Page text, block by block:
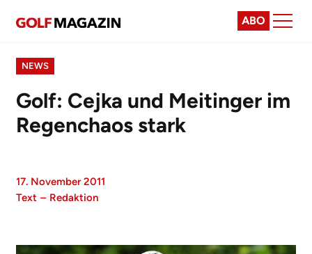
ABO
NEWS
Golf: Cejka und Meitinger im
Regenchaos stark
17. November 2011
Text – Redaktion